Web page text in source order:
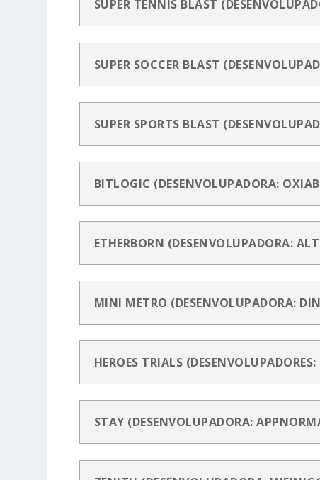
SUPER TENNIS BLAST
SUPER SOCCER BLAST
SUPER SPORTS BLAST
BITLOGIC (DESENVOLUPADORA:
ETHERBORN (DESENVOLUPADORA:
MINI METRO (DESENVOLUPADORA:
HEROES TRIALS
STAY (DESENVOLUPADORA: